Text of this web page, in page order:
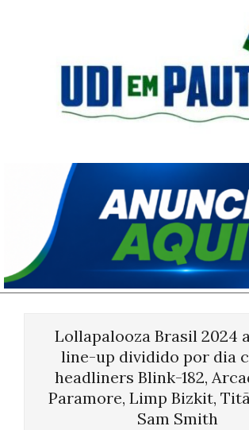
Pauta
Lollapalooza Brasil 2024
line-up dividido por dia
headliners Blink-182,
Paramore, Limp Bizkit,
Sam Smith